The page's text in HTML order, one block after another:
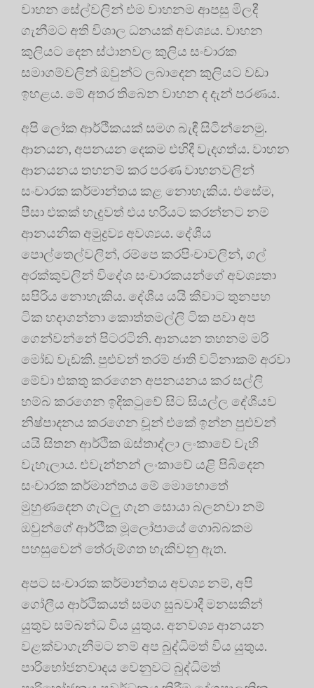
වාහන සේල්වලින් එම වාහනම ආපසු මිලදී
ගැනීමට අති විශාල ධනයක් අවශ්‍යය. වාහන
කුලියට දෙන ස්ථානවල කුලිය සංචාරක
සමාගම්වලින් ඔවුන්ට ලබාදෙන කුලියට වඩා
ඉහළය. මේ අතර තිබෙන වාහන ද දැන් පරණය.
අපි ලෝක ආර්ථිකයක් සමග බැඳී සිටින්නෙමු.
ආනයන, අපනයන දෙකම එහිදී වැදගත්ය. වාහන
ආනයනය තහනම් කර පරණ වාහනවලින්
සංචාරක කර්මාන්තය කළ නොහැකිය. එසේම,
පීසා එකක් හැදුවත් එය හරියට කරන්නට නම්
ආනයනික අමුද්‍රව්‍ය අවශ්‍යය. දේශීය
පොල්තෙල්වලින්, රම්පෙ කරපිංචාවලින්, ගල්
අරක්කුවලින් විදේශ සංචාරකයන්ගේ අවශ්‍යතා
සපිරිය නොහැකිය. දේශීය යයි කීවාට තුනපහ
ටික හදාගන්නා කොත්තමල්ලි ටික පවා අප
ගෙන්වන්නේ පිටරටිනි. ආනයන තහනම මරි
මෝඩ වැඩකි. පුළුවන් තරම් ජාති වටිනාකම් අරවා
මේවා එකතු කරගෙන අපනයනය කර සල්ලි
හම්බ කරගෙන ඉදිකටුවේ සිට සියල්ල දේශීයව
නිෂ්පාදනය කරගෙන චූන් එකේ ඉන්න පුළුවන්
යයි සිතන ආර්ථික ඔස්තාද්ලා ලංකාවේ වැහි
වැහැලාය. එවැන්නන් ලංකාවේ යළි පිබිදෙන
සංචාරක කර්මාන්තය මේ මොහොතේ
මුහුණදෙන ගැටලු ගැන සොයා බලනවා නම්
ඔවුන්ගේ ආර්ථික මූලෝපායේ ගොබ්බකම
පහසුවෙන් තේරුම්ගත හැකිවනු ඇත.
අපට සංචාරක කර්මාන්තය අවශ්‍ය නම්, අපි
ගෝලීය ආර්ථිකයත් සමග සුබවාදී මනසකින්
යුතුව සම්බන්ධ විය යුතුය. අනවශ්‍ය ආනයන
වළක්වාගැනීමට නම් අප බුද්ධිමත් විය යුතුය.
පාරිභෝජනවාදය වෙනුවට බුද්ධිමත්